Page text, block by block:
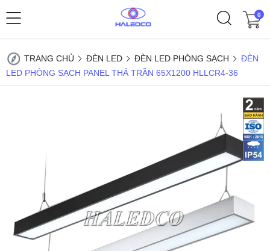
0
TRANG CHỦ ĐÈN LED ĐÈN LED PHÒNG SẠCH
ĐÈN
LED PHÒNG SẠCH PANEL THẢ TRẦN 65X1200 HLLCR4-36